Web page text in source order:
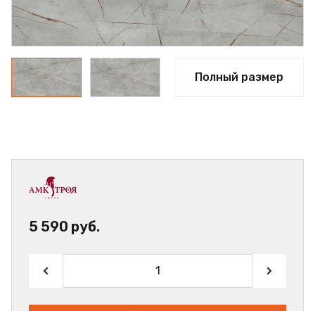
Полный размер
5 590 руб.